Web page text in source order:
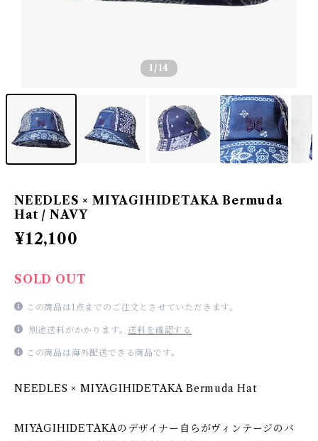
1 /14
NEEDLES × MIYAGIHIDETAKA Bermuda
Hat / NAVY
¥12,100
SOLD OUT
この商品は1点までのご注文とさせていただきます。
別途送料がかかります。送料を確認する
この商品は海外配送できる商品です。
NEEDLES × MIYAGIHIDETAKA Bermuda Hat
MIYAGIHIDETAKAのデザイナー自らがヴィンテージのバ